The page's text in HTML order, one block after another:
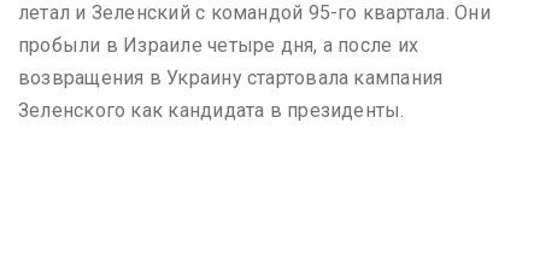
летал и Зеленский с командой 95-го квартала. Они
пробыли в Израиле четыре дня, а после их
возвращения в Украину стартовала кампания
Зеленского как кандидата в президенты.